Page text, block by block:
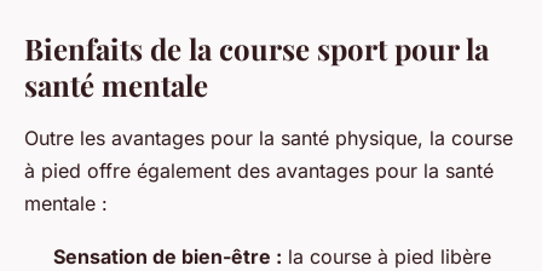
Bienfaits de la course sport pour la
santé mentale
Outre les avantages pour la santé physique, la course
à pied offre également des avantages pour la santé
mentale :
Sensation de bien-être : la course à pied libère